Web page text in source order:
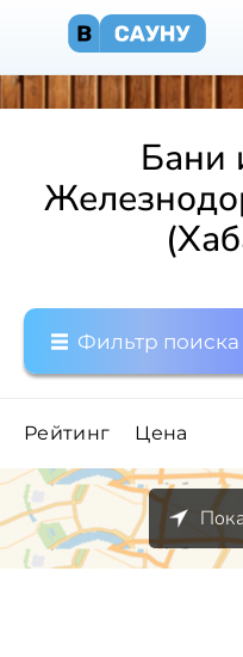
Бани
Фильтр поиска
Рейтинг Цена